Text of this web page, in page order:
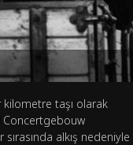
taşı olarak
Concertgebouw
alkış nedeniyle